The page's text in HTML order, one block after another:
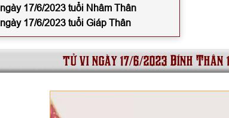
17/6/2023 tuổi Nhâm Thân
17/6/2023 tuổi Giáp Thân
tử vi ngày 17/6/2023 Bính Thân